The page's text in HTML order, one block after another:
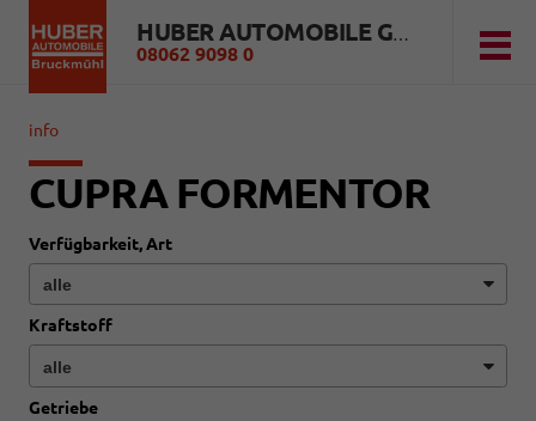
HUBER AUTOMOBILE GMBH
08062 9098 0
info
CUPRA FORMENTOR
Verfügbarkeit, Art
Kraftstoff
Getriebe